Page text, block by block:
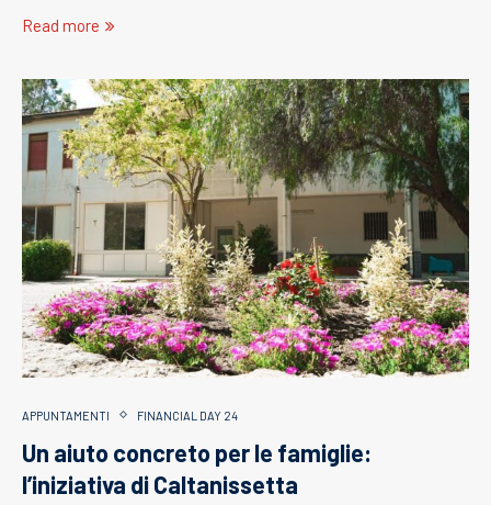
Read more
APPUNTAMENTI FINANCIAL DAY 24
Un aiuto concreto per le famiglie:
l’iniziativa di Caltanissetta